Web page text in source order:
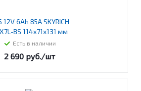
85A SKYRICH
BS 114x71x131 мм
Есть в наличии
2 690руб./шт